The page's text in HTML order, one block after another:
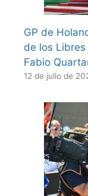
GP de
de los
Fabio
12 de julio de